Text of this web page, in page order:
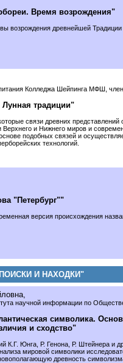
Время возрождения"
возрождения древнейшей Традиции
Колледжа Шейпинга МФШ,
традиции"
связи древних представлений
Верхнего и Нижнего миров и
подобных связей и
технологий.
"Петербург""
версия происхождения
И НАХОДКИ"
научной информации по
символика.
и сходство"
К.Г. Юнга, Р. Генона, Р. Штейнера и
мировой символики
древность